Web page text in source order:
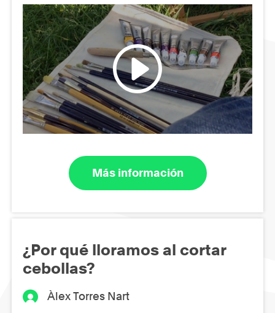
Más información
¿Por qué lloramos al cortar
cebollas?
Àlex Torres Nart